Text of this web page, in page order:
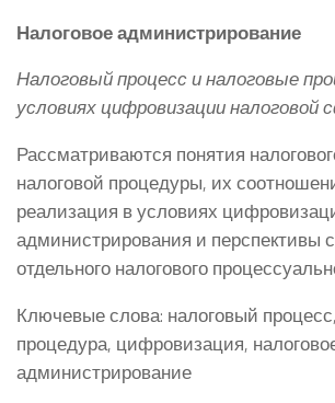
Налоговое администрирование
Налоговый процесс и налоговые
условиях цифровизации налоговой
Рассматриваются понятия
налоговой процедуры, их
реализация в условиях
администрирования и перспективы
отдельного налогового
Ключевые слова: налоговый
процедура, цифровизация,
администрирование